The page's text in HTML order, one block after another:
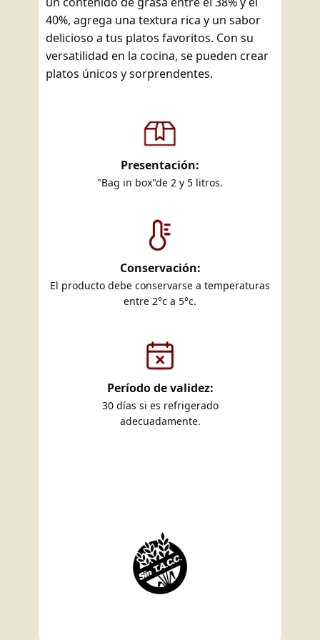
40%, agrega una textura rica y un sabor
delicioso a tus platos favoritos. Con su
versatilidad en la cocina, se pueden crear
platos únicos y sorprendentes.
Presentación:
"Bag in box"de 2 y 5 litros.
Conservación:
El producto debe conservarse a temperaturas
entre 2°c a 5°c.
Período de validez:
30 días si es refrigerado
adecuadamente.